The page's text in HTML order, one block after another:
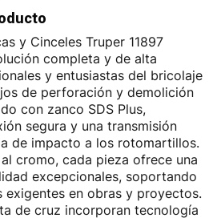
y Cinceles Truper 11897
completa y de alta
y entusiastas del bricolaje
de perforación y demolición
con zanco SDS Plus,
segura y una transmisión
de impacto a los rotomartillos.
cromo, cada pieza ofrece una
excepcionales, soportando
exigentes en obras y proyectos.
de cruz incorporan tecnología